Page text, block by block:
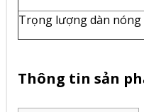
Trọng lượng dàn nóng
Thông tin sản